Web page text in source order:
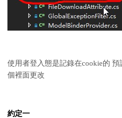
使用者登入態是記錄在cookie的 預
個裡面更改
約定一